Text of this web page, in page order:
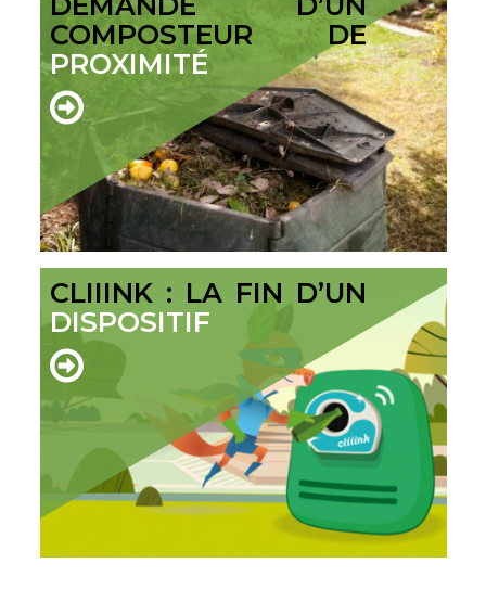
COMPOSTEUR DE
PROXIMITÉ
CLIIINK : LA FIN D’UN
DISPOSITIF